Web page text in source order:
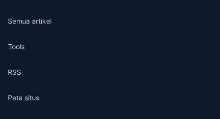
Semua artikel
Tools
RSS
Peta situs